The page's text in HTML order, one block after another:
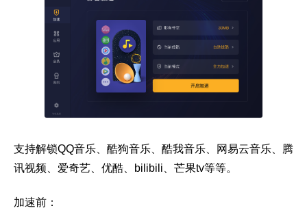
支持解锁QQ音乐、酷狗音乐、酷我音乐、网易云音乐、腾
讯视频、爱奇艺、优酷、bilibili、芒果tv等等。
加速前：